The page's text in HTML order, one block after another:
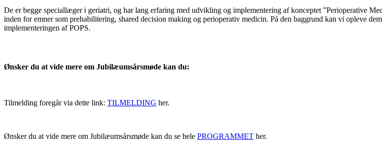
De er begge speciallæger i geriatri, og har lang erfaring med udvikling og implementering af konceptet ”Perioperative
inden for emner som prehabilitering, shared decision making og perioperativ medicin. På den baggrund kan vi opleve
implementeringen af POPS.
Ønsker du at vide mere om Jubilæumsårsmøde kan du:
Tilmelding foregår via dette link: TILMELDING her.
Ønsker du at vide mere om Jubilæumsårsmøde kan du se hele PROGRAMMET her.